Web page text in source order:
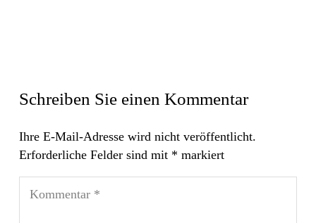
Schreiben Sie einen Kommentar
Ihre E-Mail-Adresse wird nicht veröffentlicht.
Erforderliche Felder sind mit * markiert